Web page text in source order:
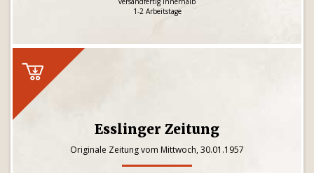
1-2 Arbeitstage
Esslinger Zeitung
Originale Zeitung vom Mittwoch, 30.01.1957